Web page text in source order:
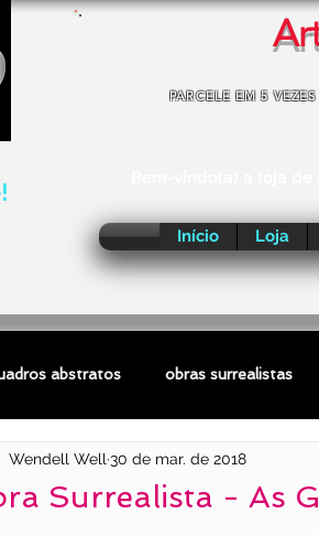
PARCELE EM 5
Início Loja
abstratos obras surrealistas
esculturas
Surrealista - As
Wendell Well 30 de mar. de 2018